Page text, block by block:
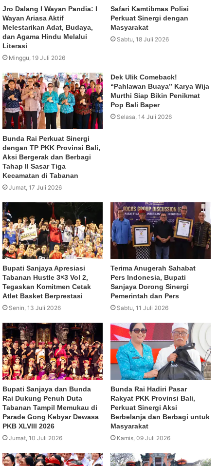
Jro Dalang I Wayan Pandia: I
Wayan Ariasa Aktif
Melestarikan Adat, Budaya,
dan Agama Hindu Melalui
Literasi
Minggu, 19 Juli 2026
Safari Kamtibmas Polisi
Perkuat Sinergi dengan
Masyarakat
Sabtu, 18 Juli 2026
Bunda Rai Perkuat Sinergi
dengan TP PKK Provinsi Bali,
Aksi Bergerak dan Berbagi
Tahap II Sasar Tiga
Kecamatan di Tabanan
Jumat, 17 Juli 2026
Dek Ulik Comeback!
“Pahlawan Buaya” Karya Wija
Murthi Siap Bikin Penikmat
Pop Bali Baper
Selasa, 14 Juli 2026
Bupati Sanjaya Apresiasi
Tabanan Hustle 3×3 Vol 2,
Tegaskan Komitmen Cetak
Atlet Basket Berprestasi
Senin, 13 Juli 2026
Terima Anugerah Sahabat
Pers Indonesia, Bupati
Sanjaya Dorong Sinergi
Pemerintah dan Pers
Sabtu, 11 Juli 2026
Bupati Sanjaya dan Bunda
Rai Dukung Penuh Duta
Tabanan Tampil Memukau di
Parade Gong Kebyar Dewasa
PKB XLVIII 2026
Jumat, 10 Juli 2026
Bunda Rai Hadiri Pasar
Rakyat PKK Provinsi Bali,
Perkuat Sinergi Aksi
Berbelanja dan Berbagi untuk
Masyarakat
Kamis, 09 Juli 2026